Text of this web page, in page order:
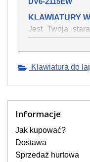
KLAWIATURY
Jest Twoja
HP Pavilion
uszkodzona,
swojej pozycji?
Oferujemy
stronie
pomocy
model laptopa.
nie może
do aktualnego
Klawiatura do
Informacje
Jak kupować?
Dostawa
Sprzedaż hurtowa